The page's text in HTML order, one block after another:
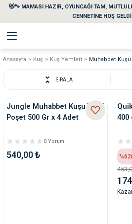
😻🐾 MAMASI HAZIR, OYUNCAĞI TAM,
CENNETİNE HOŞ
Geri Dön
Geri Dön
Temizlik Ürünleri
Geri Dön
Geri Dön
Geri Dön
Geri Dön
Anasayfa Kuş Kuş Yemleri Muhabbet Kuşu
SIRALA
Jungle Muhabbet Kuşu Yemi
Poşet 500 Gr x 4 Adet
0 Yorum
540,00 ₺
400
%62